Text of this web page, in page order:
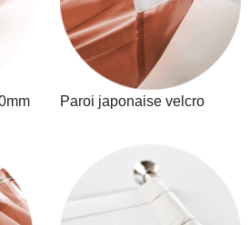
Paroi japonaise velcro